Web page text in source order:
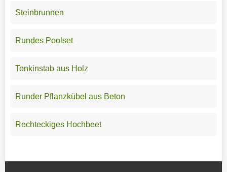
Steinbrunnen
Rundes Poolset
Tonkinstab aus Holz
Runder Pflanzkübel aus Beton
Rechteckiges Hochbeet